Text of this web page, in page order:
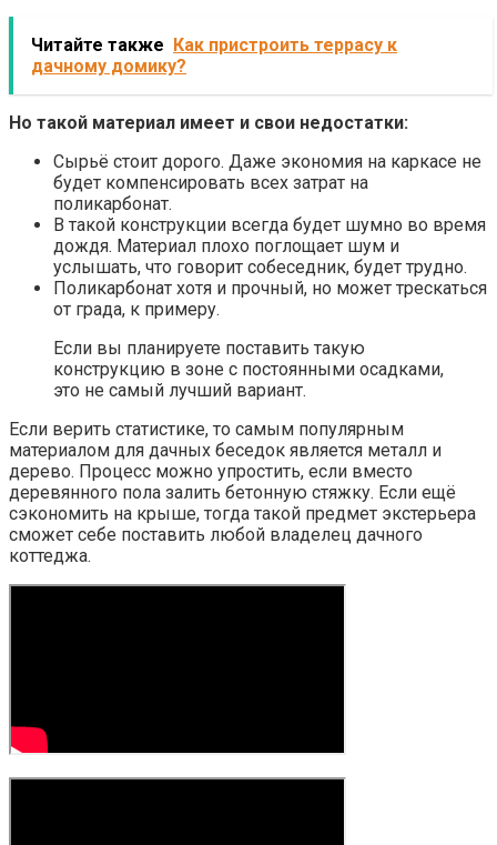
Читайте также Как пристроить террасу к
дачному домику?
Но такой материал имеет и свои недостатки:
Сырьё стоит дорого. Даже экономия на каркасе не
будет компенсировать всех затрат на
поликарбонат.
В такой конструкции всегда будет шумно во время
дождя. Материал плохо поглощает шум и
услышать, что говорит собеседник, будет трудно.
Поликарбонат хотя и прочный, но может трескаться
от града, к примеру.
Если вы планируете поставить такую
конструкцию в зоне с постоянными осадками,
это не самый лучший вариант.
Если верить статистике, то самым популярным
материалом для дачных беседок является металл и
дерево. Процесс можно упростить, если вместо
деревянного пола залить бетонную стяжку. Если ещё
сэкономить на крыше, тогда такой предмет экстерьера
сможет себе поставить любой владелец дачного
коттеджа.